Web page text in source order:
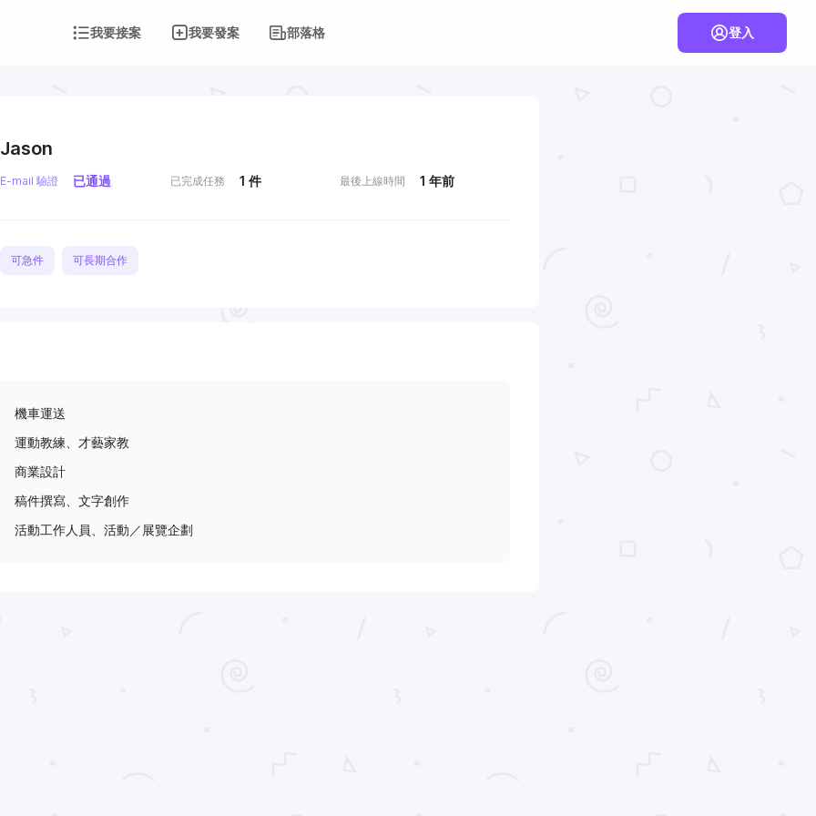
我要接案 我要發案 部落格 登入
Jason
E-mail 驗證 已通過 已完成任務 1 件 最後上線時間 1 年前
可急件 可長期合作
機車運送
運動教練、才藝家教
商業設計
稿件撰寫、文字創作
活動工作人員、活動／展覽企劃